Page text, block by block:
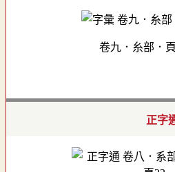
卷九．糸部．
正字